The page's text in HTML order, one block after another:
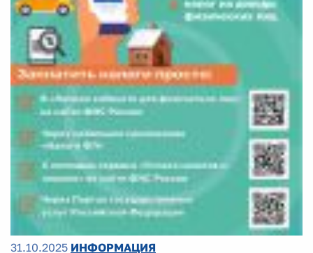
31.10.2025 ИНФОРМАЦИЯ